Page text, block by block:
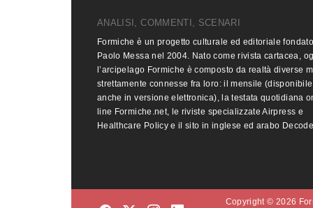
ANALISI, COMMENTI, SCENARI
Formiche è un progetto culturale ed editoriale
Paolo Messa nel 2004. Nato come rivista cartacea,
l’arcipelago Formiche è composto da realtà diverse
strettamente connesse fra loro: il mensile (disponibile
anche in versione elettronica), la testata quotidiana
line Formiche.net, le riviste specializzate Airpress e
Healthcare Policy e il sito in inglese ed arabo
Copyright © 2026